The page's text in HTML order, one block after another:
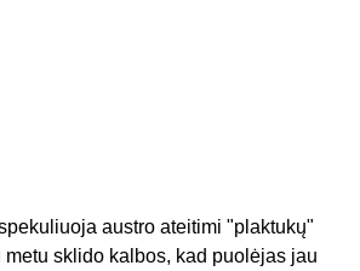
austro ateitimi "plaktukų"
sklido kalbos, kad puolėjas jau